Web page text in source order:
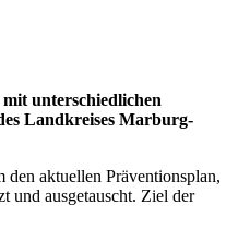
unterschiedlichen
Landkreises Marburg-
aktuellen Präventionsplan,
und ausgetauscht. Ziel der